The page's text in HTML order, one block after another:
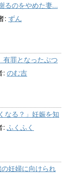
るのをやめた妻…
: ずん
有罪となったぶつ
: のむ吉
なる？」妊娠を知
: ふくふく
妊婦に向けられ